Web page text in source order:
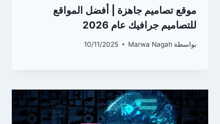
موقع تصاميم جاهزة | أفضل المواقع
للتصاميم جرافيك عام 2026
بواسطة Marwa Nagah
10/11/2025